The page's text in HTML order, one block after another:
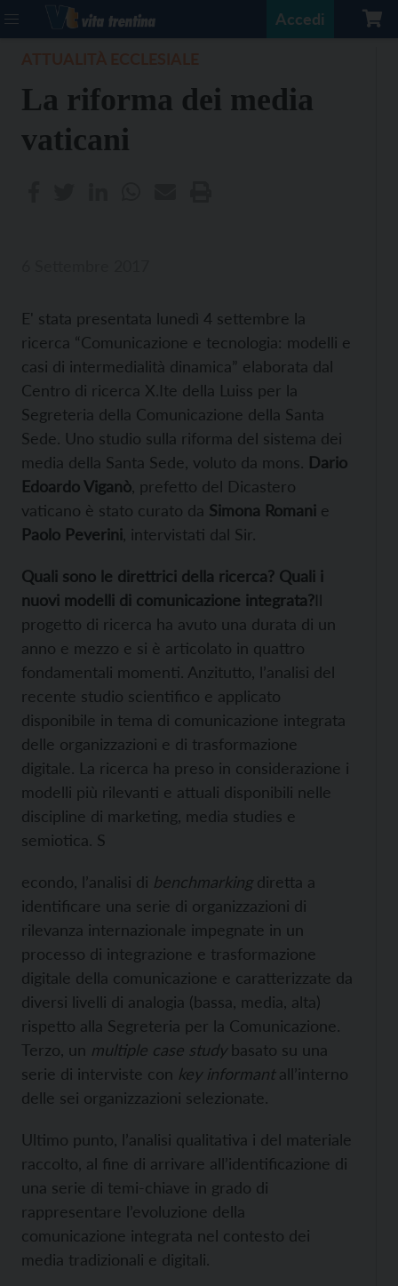
Accedi
La riforma dei media
vaticani
E' stata presentata lunedì 4 settembre la
ricerca “Comunicazione e tecnologia: modelli e
casi di intermedialità dinamica” elaborata dal
Centro di ricerca X.Ite della Luiss per la
Segreteria della Comunicazione della Santa
Sede. Uno studio sulla riforma del sistema dei
media della Santa Sede, voluto da mons. Dario
Edoardo Viganò , prefetto del Dicastero
vaticano è stato curato da Simona Romani e
Paolo Peverini , intervistati dal Sir.
Quali sono le direttrici della ricerca? Quali i
nuovi modelli di comunicazione integrata?Il
progetto di ricerca ha avuto una durata di un
anno e mezzo e si è articolato in quattro
fondamentali momenti. Anzitutto, l’analisi del
recente studio scientifico e applicato
disponibile in tema di comunicazione integrata
delle organizzazioni e di trasformazione
digitale. La ricerca ha preso in considerazione i
modelli più rilevanti e attuali disponibili nelle
discipline di marketing, media studies e
semiotica. S
econdo, l’analisi di benchmarking diretta a
identificare una serie di organizzazioni di
rilevanza internazionale impegnate in un
processo di integrazione e trasformazione
digitale della comunicazione e caratterizzate da
diversi livelli di analogia (bassa, media, alta)
rispetto alla Segreteria per la Comunicazione.
Terzo, un multiple case studybasato su una
serie di interviste con key informantall’interno
delle sei organizzazioni selezionate.
Ultimo punto, l’analisi qualitativa i del materiale
raccolto, al fine di arrivare all’identificazione di
una serie di temi-chiave in grado di
rappresentare l’evoluzione della
comunicazione integrata nel contesto dei
media tradizionali e digitali.